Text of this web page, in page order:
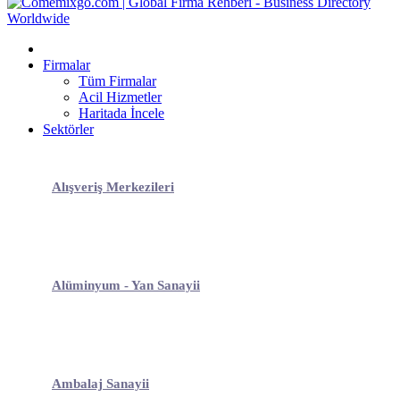
Firmalar
Tüm Firmalar
Acil Hizmetler
Haritada İncele
Sektörler
Alışveriş Merkezileri
Alüminyum - Yan Sanayii
Ambalaj Sanayii